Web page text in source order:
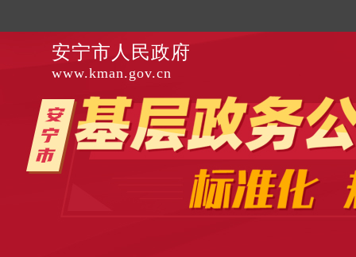
安宁市人民政府
www.kman.gov.cn